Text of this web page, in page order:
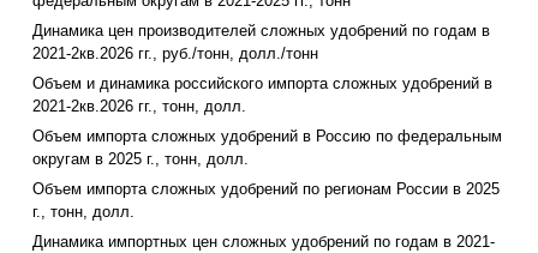
Динамика цен производителей сложных удобрений по годам в
2021-2кв.2026 гг., руб./тонн, долл./тонн
Объем и динамика российского импорта сложных удобрений в
2021-2кв.2026 гг., тонн, долл.
Объем импорта сложных удобрений в Россию по федеральным
округам в 2025 г., тонн, долл.
Объем импорта сложных удобрений по регионам России в 2025
г., тонн, долл.
Динамика импортных цен сложных удобрений по годам в 2021-